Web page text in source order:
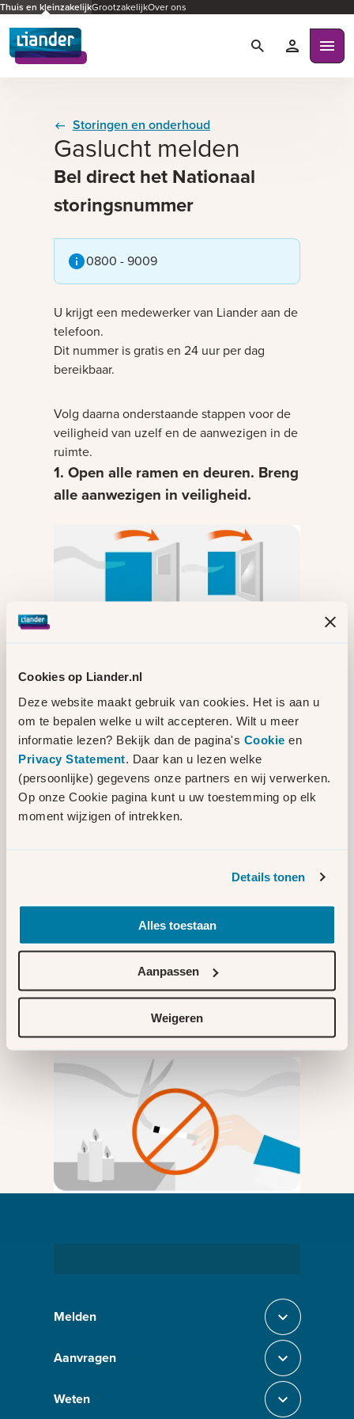
Cookies op Liander.nl
Deze website maakt gebruik van cookies. Het is aan u
om te bepalen welke u wilt accepteren. Wilt u meer
informatie lezen? Bekijk dan de pagina's Cookie en
Privacy Statement . Daar kan u lezen welke
(persoonlijke) gegevens onze partners en wij verwerken.
Op onze Cookie pagina kunt u uw toestemming op elk
moment wijzigen of intrekken.
Details tonen
Alles toestaan
Aanpassen
Weigeren
Thuis en kleinzakelijkGrootzakelijkOver ons
ZoekenMijn
Storingen en onderhoud
Gaslucht melden
Bel direct het Nationaal
storingsnummer
0800 - 9009
U krijgt een medewerker van Liander aan de
telefoon.
Dit nummer is gratis en 24 uur per dag
bereikbaar.
Volg daarna onderstaande stappen voor de
veiligheid van uzelf en de aanwezigen in de
ruimte.
1. Open alle ramen en deuren. Breng
alle aanwezigen in veiligheid.
2. Draai de hoofdgaskraan dicht
De hoofdgaskraan zit bij de gasmeter in de
meterkast. Het kan een gele knop, een
hendel of een draaiwiel zijn.
3. Gebruik geen open vuur en rook
niet. Zet geen elektrische apparaten
Melden Sluit section-0
Aanvragen Sluit section-1
Weten Sluit section-2